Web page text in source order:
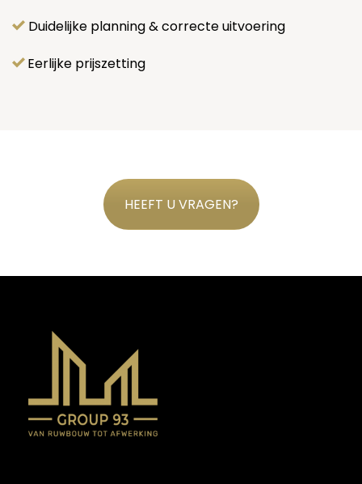
Duidelijke planning & correcte uitvoering
Eerlijke prijszetting
HEEFT U VRAGEN?